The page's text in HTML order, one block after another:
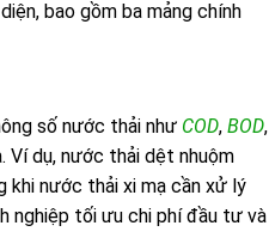
bao gồm ba mảng chính
số nước thải như COD, BOD,
Ví dụ, nước thải dệt nhuộm
khi nước thải xi mạ cần xử lý
nghiệp tối ưu chi phí đầu tư và